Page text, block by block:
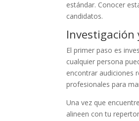
estándar. Conocer
candidatos.
Investigación
El primer paso es
cualquier persona
encontrar audiciones
profesionales para
Una vez que
alineen con tu